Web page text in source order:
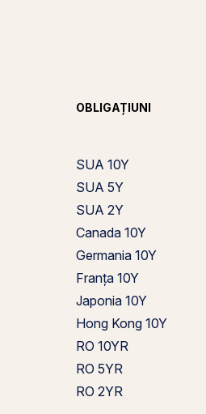
OBLIGAȚIUNI
SUA 10Y
SUA 5Y
SUA 2Y
Canada 10Y
Germania 10Y
Franța 10Y
Japonia 10Y
Hong Kong 10Y
RO 10YR
RO 5YR
RO 2YR